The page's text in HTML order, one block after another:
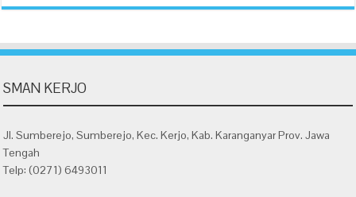
SMAN KERJO
Jl. Sumberejo, Sumberejo, Kec. Kerjo, Kab. Karanganyar Prov. Jawa
Tengah
Telp: (0271) 6493011